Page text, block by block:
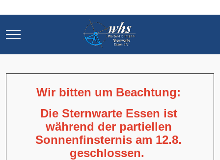
Mobile Menu Toggle
Wir bitten um Beachtung:
Die Sternwarte Essen ist
während der partiellen
Sonnenfinsternis am 12.8.
geschlossen.